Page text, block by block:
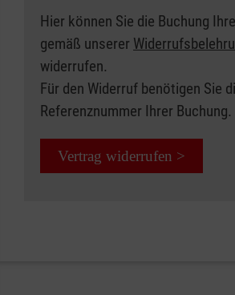
Hier können Sie die Buchung
gemäß unserer
widerrufen.
Für den Widerruf benötigen Sie
Referenznummer Ihrer Buchung.
Vertrag widerrufen >